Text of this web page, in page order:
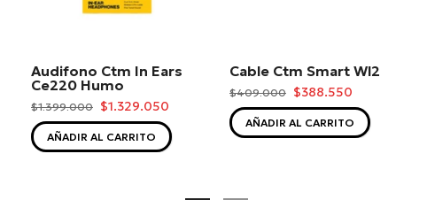
Audifono Ctm In Ears
Ce220 Humo
$1.399.000 $1.329.050
AÑADIR AL CARRITO
Cable Ctm Smart Wl2
$409.000 $388.550
AÑADIR AL CARRITO